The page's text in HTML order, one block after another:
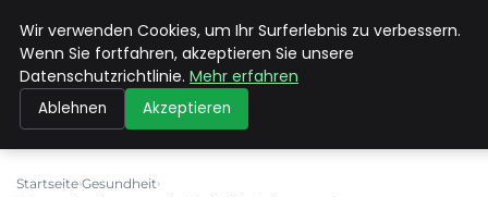
MAX NEUKIRCHNER
Startseite Gesundheit
Wir verwenden Cookies, um Ihr Surferlebnis zu verbessern.
Wenn Sie fortfahren, akzeptieren Sie unsere
Datenschutzrichtlinie. Mehr erfahren
Ablehnen Akzeptieren